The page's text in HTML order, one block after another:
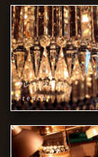
フレンチスタイル
French